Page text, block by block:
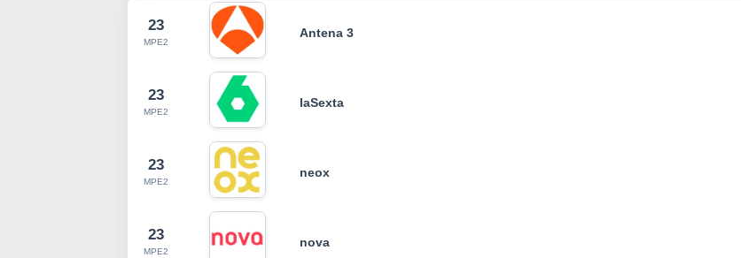
23
MPE2
Antena 3
23
MPE2
laSexta
23
MPE2
neox
23
MPE2
nova